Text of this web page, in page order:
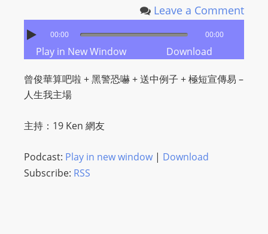
Leave a Comment
00:00 00:00
Play in New Window Download
曾俊華算吧啦 + 黑警恐嚇 + 送中例子 + 極短宣傳易 –
人生我主場
主持：19 Ken 網友
Podcast: Play in new window| Download
Subscribe: RSS